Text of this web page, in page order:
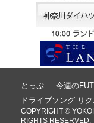
とっぷ 今週の
ドライブソング リク
COPYRIGHT ©
RIGHTS RESERVED.